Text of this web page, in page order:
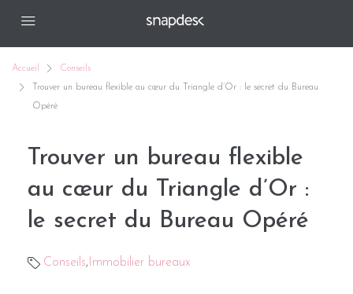
Accueil
Conseils
Trouver un bureau flexible au cœur du Triangle d’Or : le secret du Bureau
Opéré
Trouver un bureau flexible
au cœur du Triangle d’Or :
le secret du Bureau Opéré
Conseils, Immobilier bureaux